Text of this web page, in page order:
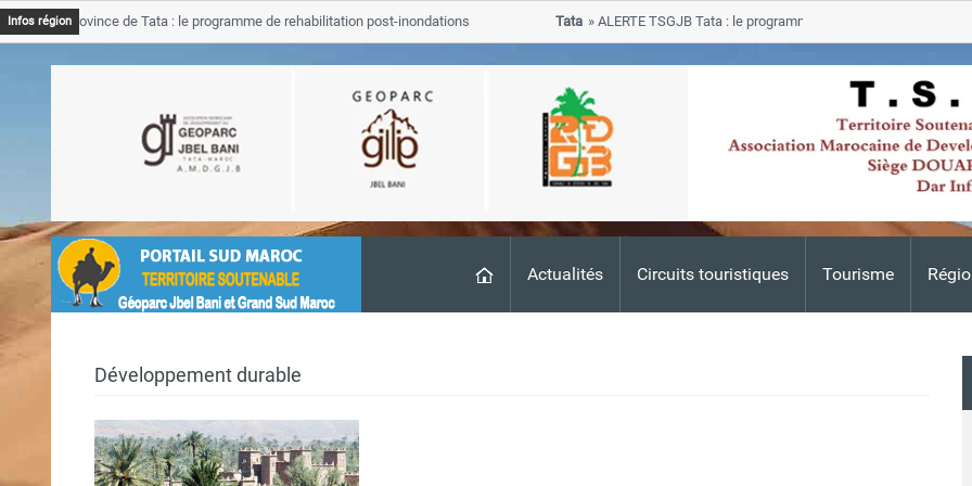
Actualités Circuits touristiques Tourisme
Infos régionProvince de Tata : le programme de rehabilitation post-inondations
ALERTE TSGJB Tata : le programme de rehabilitation post-
progresse dans les zones sinistrees
Développement durable